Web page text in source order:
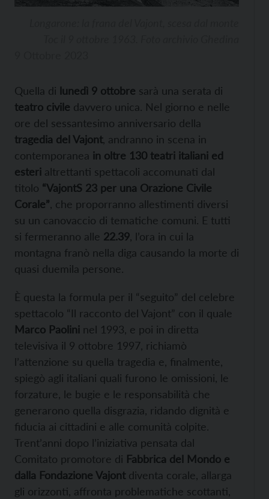
Quella di lunedì 9 ottobre sarà una serata di
teatro civile davvero unica. Nel giorno e nelle
ore del sessantesimo anniversario della
tragedia del Vajont, andranno in scena in
contemporanea in oltre 130 teatri italiani ed
esteri altrettanti spettacoli accomunati dal
titolo “VajontS 23 per una Orazione Civile
Corale” , che proporranno allestimenti diversi
su un canovaccio di tematiche comuni. E tutti
si fermeranno alle 22.39 , l’ora in cui la
montagna franò nella diga causando la morte di
quasi duemila persone.
È questa la formula per il “seguito” del celebre
spettacolo “Il racconto del Vajont” con il quale
Marco Paolini nel 1993, e poi in diretta
televisiva il 9 ottobre 1997, richiamò
l’attenzione su quella tragedia e, finalmente,
spiegò agli italiani quali furono le omissioni, le
forzature, le bugie e le responsabilità che
generarono quella disgrazia, ridando dignità e
fiducia ai cittadini e alle comunità colpite.
Trent’anni dopo l’iniziativa pensata dal
Comitato promotore di Fabbrica del Mondo e
dalla Fondazione Vajontdiventa corale, allarga
gli orizzonti, affronta problematiche scottanti,